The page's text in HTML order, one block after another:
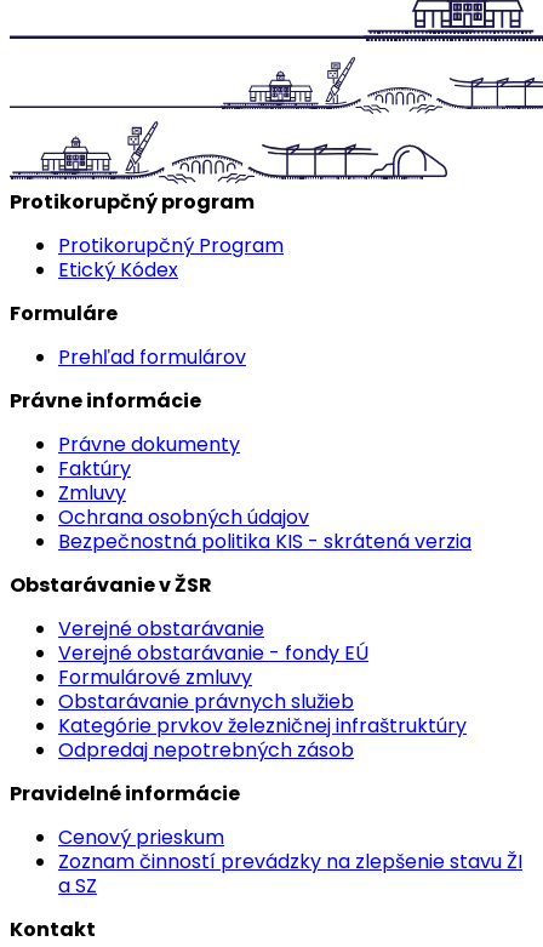
Protikorupčný program
Protikorupčný Program
Etický Kódex
Formuláre
Prehľad formulárov
Právne informácie
Právne dokumenty
Faktúry
Zmluvy
Ochrana osobných údajov
Bezpečnostná politika KIS - skrátená verzia
Obstarávanie v ŽSR
Verejné obstarávanie
Verejné obstarávanie - fondy EÚ
Formulárové zmluvy
Obstarávanie právnych služieb
Kategórie prvkov železničnej infraštruktúry
Odpredaj nepotrebných zásob
Pravidelné informácie
Cenový prieskum
Zoznam činností prevádzky na zlepšenie stavu ŽI
a SZ
Kontakt